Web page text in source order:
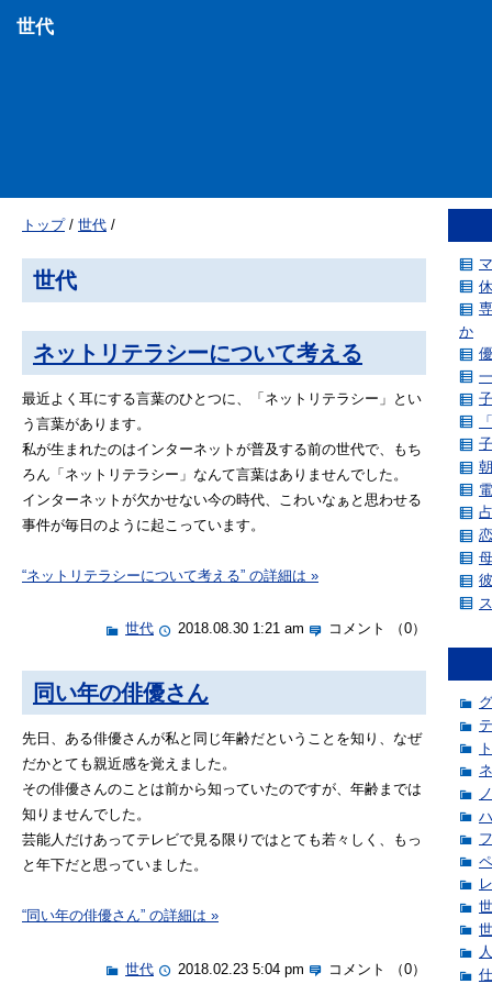
世代
トップ/ 世代 /
世代
ネットリテラシーについて考える
最近よく耳にする言葉のひとつに、「ネットリテラシー」とい
う言葉があります。
私が生まれたのはインターネットが普及する前の世代で、もち
ろん「ネットリテラシー」なんて言葉はありませんでした。
インターネットが欠かせない今の時代、こわいなぁと思わせる
事件が毎日のように起こっています。
“ネットリテラシーについて考える” の詳細は »
世代 2018.08.30 1:21 am コメント （0）
同い年の俳優さん
先日、ある俳優さんが私と同じ年齢だということを知り、なぜ
だかとても親近感を覚えました。
その俳優さんのことは前から知っていたのですが、年齢までは
知りませんでした。
芸能人だけあってテレビで見る限りではとても若々しく、もっ
と年下だと思っていました。
“同い年の俳優さん” の詳細は »
世代 2018.02.23 5:04 pm コメント （0）
か